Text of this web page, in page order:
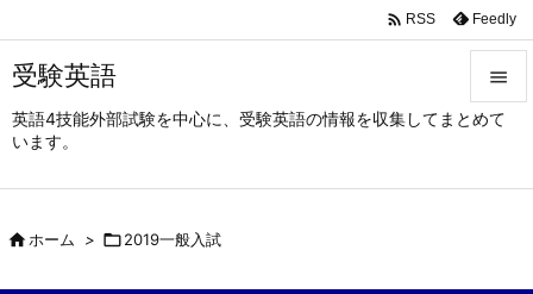
受験英語
英語4技能外部試験を中心に、受験英語の情報を収集してまとめて
います。



 RSS Feedly
ホーム > 2019一般入試